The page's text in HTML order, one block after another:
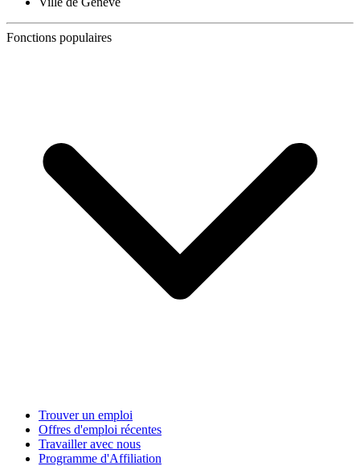
Fonctions populaires
Trouver un emploi
Offres d'emploi récentes
Travailler avec nous
Programme d'Affiliation